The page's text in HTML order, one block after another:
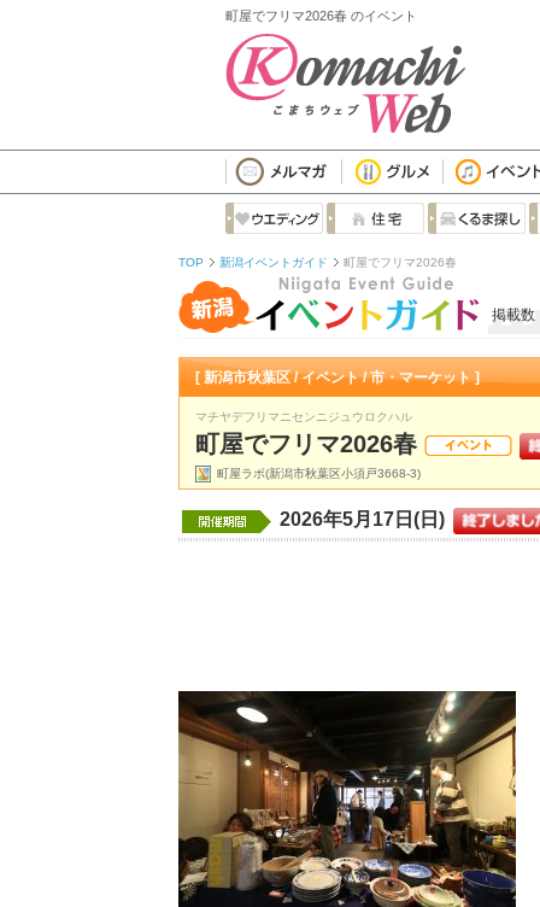
町屋でフリマ2026春 のイベント
TOP 新潟イベントガイド 町屋でフリマ2026春
掲載数
[ 新潟市秋葉区 / イベント / 市・マーケット ]
マチヤデフリマニセンニジュウロクハル
町屋でフリマ2026春
町屋ラボ(新潟市秋葉区小須戸3668-3)
2026年5月17日(日)